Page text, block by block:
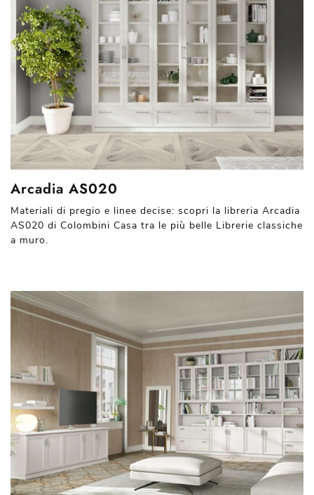
Arcadia AS020
Materiali di pregio e linee decise: scopri la libreria Arcadia
AS020 di Colombini Casa tra le più belle Librerie classiche
a muro.